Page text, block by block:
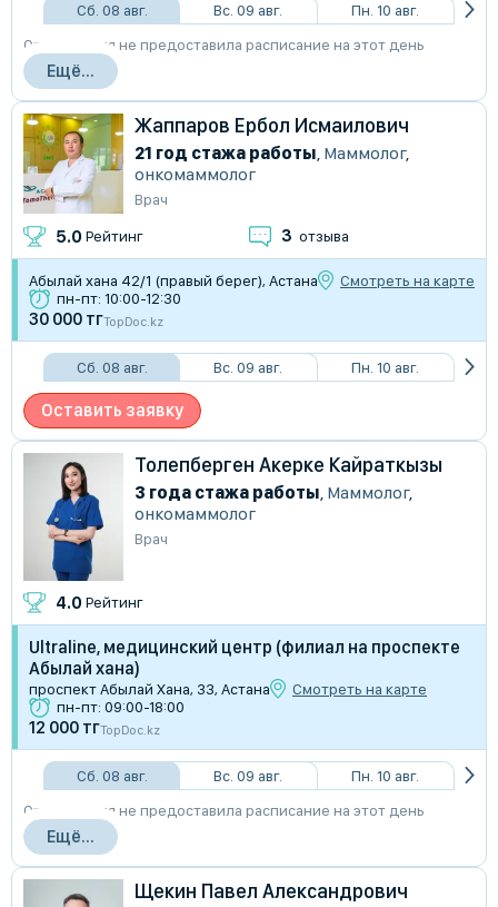
Сб. 08 авг. Вс. 09 авг.
Пн. 10 авг.
Организация не предоставила расписание на этот день
Ещё...
Жаппаров Ербол Исмаилович
21 год стажа работы, Маммолог,
онкомаммолог
Врач
5.0 Рейтинг 3 отзыва
Абылай хана 42/1 (правый берег), Астана
Смотреть на карте
пн-пт: 10:00-12:30
30 000 тгTopDoc.kz
Сб. 08 авг. Вс. 09 авг. Пн. 10 авг.
Оставить заявку
Толепберген Акерке Кайраткызы
3 года стажа работы, Маммолог,
онкомаммолог
Врач
4.0 Рейтинг
Ultraline, медицинский центр (филиал на проспекте
Абылай хана)
проспект Абылай Хана, 33, Астана
Смотреть на карте
пн-пт: 09:00-18:00
12 000 тгTopDoc.kz
Сб. 08 авг. Вс. 09 авг.
Пн. 10 авг.
Организация не предоставила расписание на этот день
Ещё...
Щекин Павел Александрович